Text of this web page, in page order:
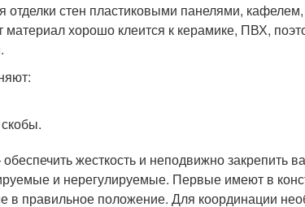
отделки стен пластиковыми панелями,
хорошо клеится к керамике, ПВХ,
жесткость и неподвижно закрепить
и нерегулируемые. Первые имеют в
в правильное положение. Для координации